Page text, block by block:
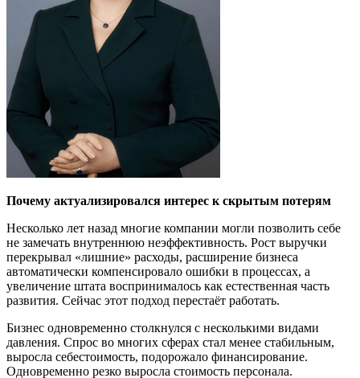
Почему актуализировался интерес к скрытым потерям
Несколько лет назад многие компании могли позволить себе
не замечать внутреннюю неэффективность. Рост выручки
перекрывал «лишние» расходы, расширение бизнеса
автоматически компенсировало ошибки в процессах, а
увеличение штата воспринималось как естественная часть
развития. Сейчас этот подход перестаёт работать.
Бизнес одновременно столкнулся с несколькими видами
давления. Спрос во многих сферах стал менее стабильным,
выросла себестоимость, подорожало финансирование.
Одновременно резко выросла стоимость персонала.